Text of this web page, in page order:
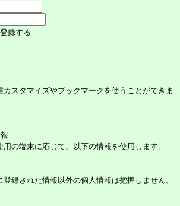
録する
スタマイズやブックマークを使うことができま
の端末に応じて、以下の情報を使用します。
録された情報以外の個人情報は把握しません。